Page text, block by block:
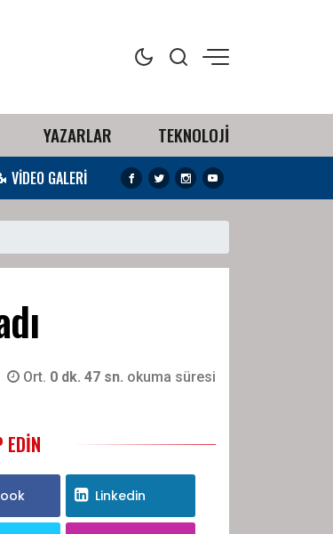
YAZARLAR TEKNOLOJİ
VİDEO GALERİ
Ort. 0 dk. 47 sn. okuma süresi
EDIN
Linkedin